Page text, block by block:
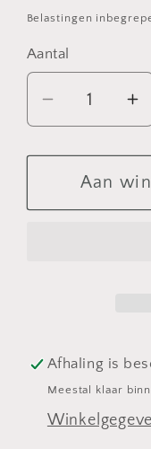
prijs
Belastingen
Aantal
Aantal
verlagen
voor
Pottery
Pots
Aan
Afhaling is
Meestal klaar